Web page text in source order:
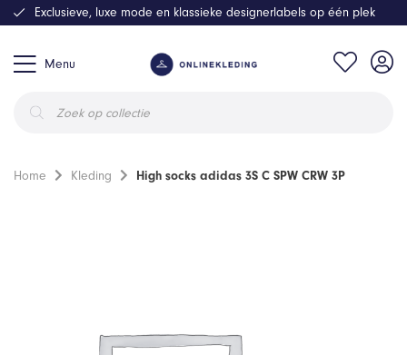
Menu
zoeken
Exclusieve, luxe mode en klassieke designerlabels op één plek
Home Kleding High socks adidas 3S C SPW CRW 3P